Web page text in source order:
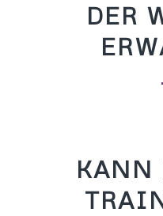
DER
KANN